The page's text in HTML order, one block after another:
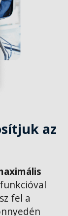
az
fel a